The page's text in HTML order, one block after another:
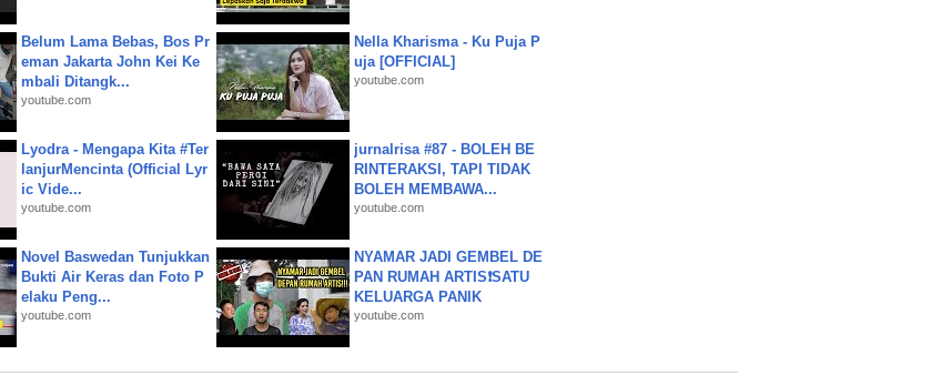
Belum Lama Bebas, Bos Pr
eman Jakarta John Kei Ke
mbali Ditangk...
youtube.com
Nella Kharisma - Ku Puja P
uja [OFFICIAL]
youtube.com
Lyodra - Mengapa Kita #Ter
lanjurMencinta (Official Lyr
ic Vide...
youtube.com
jurnalrisa #87 - BOLEH BE
RINTERAKSI, TAPI TIDAK
BOLEH MEMBAWA...
youtube.com
Novel Baswedan Tunjukkan
Bukti Air Keras dan Foto P
elaku Peng...
youtube.com
NYAMAR JADI GEMBEL DE
PAN RUMAH ARTIS❗SATU
KELUARGA PANIK
youtube.com